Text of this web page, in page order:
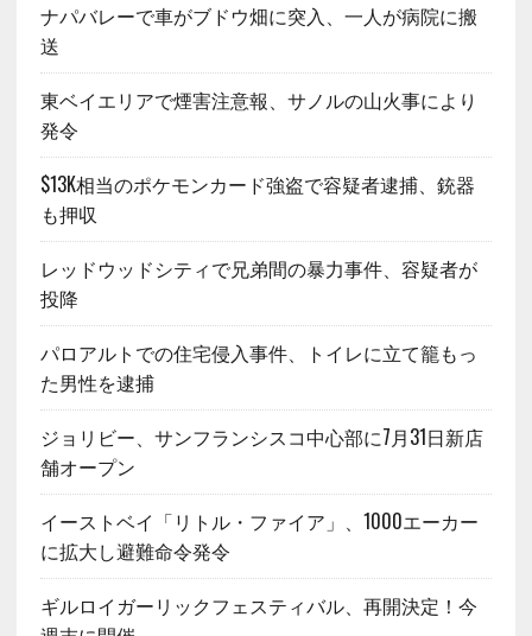
ナパバレーで車がブドウ畑に突入、一人が病院に搬
送
東ベイエリアで煙害注意報、サノルの山火事により
発令
$13K相当のポケモンカード強盗で容疑者逮捕、銃器
も押収
レッドウッドシティで兄弟間の暴力事件、容疑者が
投降
パロアルトでの住宅侵入事件、トイレに立て籠もっ
た男性を逮捕
ジョリビー、サンフランシスコ中心部に7月31日新店
舗オープン
イーストベイ「リトル・ファイア」、1000エーカー
に拡大し避難命令発令
ギルロイガーリックフェスティバル、再開決定！今